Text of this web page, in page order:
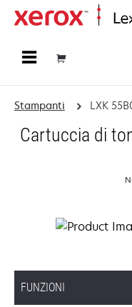
Stampanti LXK
Cartuccia di
FUNZIONI